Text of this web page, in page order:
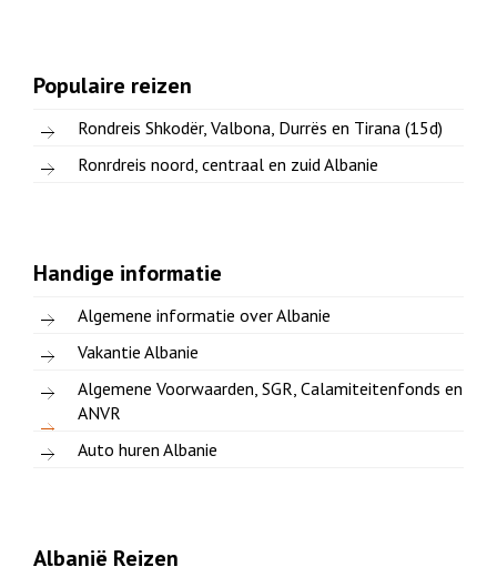
Populaire reizen
Rondreis Shkodër, Valbona, Durrës en Tirana (15d)
Ronrdreis noord, centraal en zuid Albanie
Handige informatie
Algemene informatie over Albanie
Vakantie Albanie
Algemene Voorwaarden, SGR, Calamiteitenfonds en
ANVR
Auto huren Albanie
Albanië Reizen